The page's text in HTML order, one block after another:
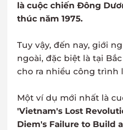
là cuộc chiến Đông
thúc năm 1975.
Tuy vậy, đến nay, giới
ngoài, đặc biệt là tại
cho ra nhiều công trình
Một ví dụ mới nhất là
'Vietnam's Lost
Diem's Failure to Build